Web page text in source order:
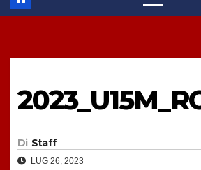
Di Staff
LUG 26, 2023